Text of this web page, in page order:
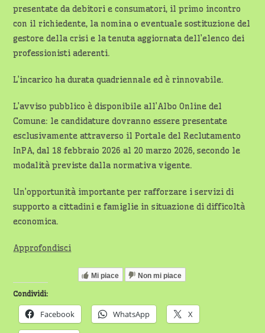
presentate da debitori e consumatori, il primo incontro
con il richiedente, la nomina o eventuale sostituzione del
gestore della crisi e la tenuta aggiornata dell’elenco dei
professionisti aderenti.
L’incarico ha durata quadriennale ed è rinnovabile.
L’avviso pubblico è disponibile all’Albo Online del
Comune: le candidature dovranno essere presentate
esclusivamente attraverso il Portale del Reclutamento
InPA, dal 18 febbraio 2026 al 20 marzo 2026, secondo le
modalità previste dalla normativa vigente.
Un’opportunità importante per rafforzare i servizi di
supporto a cittadini e famiglie in situazione di difficoltà
economica.
Approfondisci
Mi piace Non mi piace
Condividi:
Facebook WhatsApp X